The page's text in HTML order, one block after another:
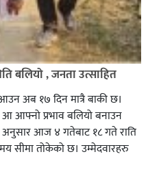
बलियो , जनता उत्साहित
अब १७ दिन मात्रै बाकी छ।
आ आफ्नो प्रभाव बलियो बनाउन
आज ४ गतेबाट १८ गते राति
सीमा तोकेको छ। उम्मेदवारहरु